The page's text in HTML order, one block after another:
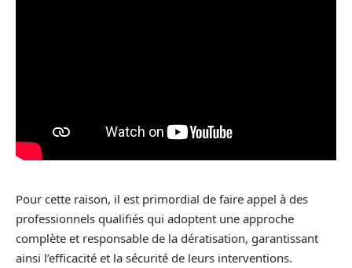
Pour cette raison, il est primordial de faire appel à des
professionnels qualifiés qui adoptent une approche
complète et responsable de la dératisation, garantissant
ainsi l’efficacité et la sécurité de leurs interventions.